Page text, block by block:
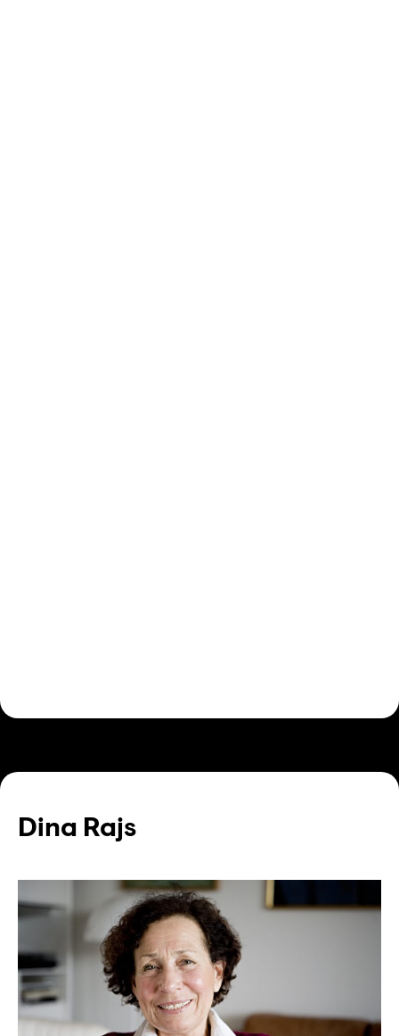
Dina Rajs